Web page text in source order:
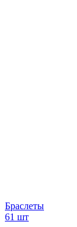
Браслеты
61 шт